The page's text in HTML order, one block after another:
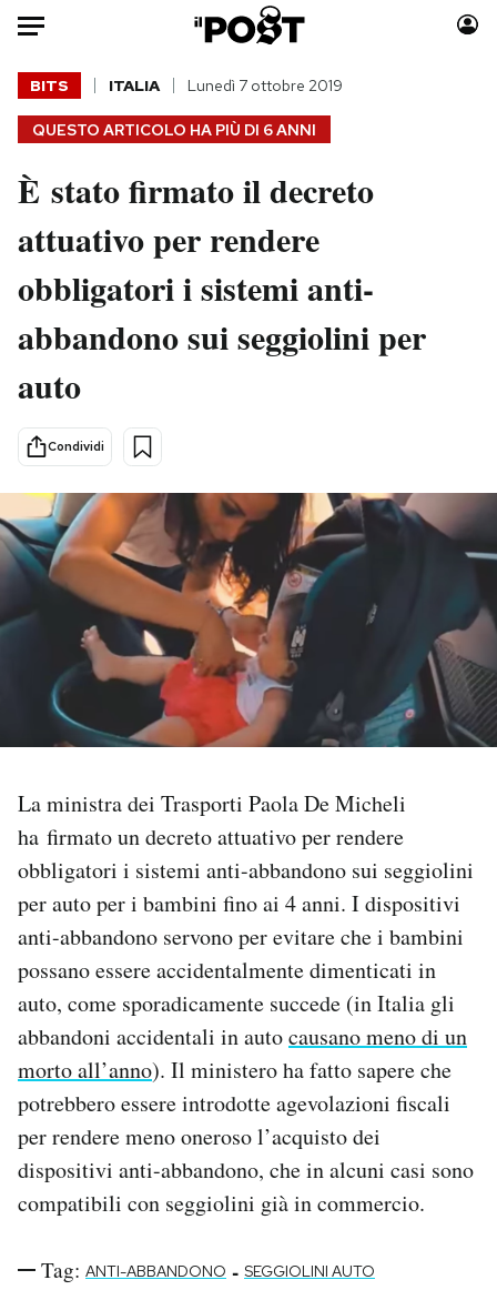
Auto
HOME
Italia
Politica
Tecnologia
Internet
Scienza
Sport
Moda
Consumismi
Storie/Idee
Media
PODCAST
NEWSLETTER
I MIEI PREFERITI
CALENDARIO
AREA PERSONALE
Newsletter
Notifiche mobile
Regala il Post
Hai bisogno di aiuto?
Esci
QUESTO ARTICOLO HA PIÙ DI 6 ANNI
BITS ITALIA Lunedì 7 ottobre 2019
È stato firmato il decreto
attuativo per rendere
obbligatori i sistemi anti-
abbandono sui seggiolini per
auto
Condividi
La ministra dei Trasporti Paola De Micheli
ha firmato un decreto attuativo per rendere
obbligatori i sistemi anti-abbandono sui seggiolini
per auto per i bambini fino ai 4 anni. I dispositivi
anti-abbandono servono per evitare che i bambini
possano essere accidentalmente dimenticati in
auto, come sporadicamente succede (in Italia gli
abbandoni accidentali in autocausano meno di un
morto all’anno). Il ministero ha fatto sapere che
potrebbero essere introdotte agevolazioni fiscali
per rendere meno oneroso l’acquisto dei
dispositivi anti-abbandono, che in alcuni casi sono
compatibili con seggiolini già in commercio.
Tag: ANTI-ABBANDONO - SEGGIOLINI AUTO